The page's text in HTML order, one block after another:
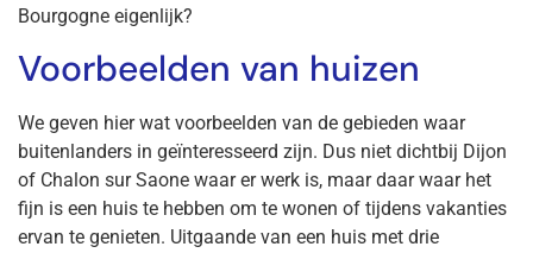
Bourgogne eigenlijk?
Voorbeelden van huizen
We geven hier wat voorbeelden van de gebieden waar
buitenlanders in geïnteresseerd zijn. Dus niet dichtbij Dijon
of Chalon sur Saone waar er werk is, maar daar waar het
fijn is een huis te hebben om te wonen of tijdens vakanties
ervan te genieten. Uitgaande van een huis met drie